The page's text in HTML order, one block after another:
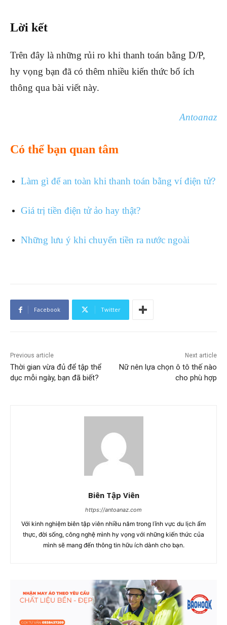
Lời kết
Trên đây là những rủi ro khi thanh toán bằng D/P,
hy vọng bạn đã có thêm nhiều kiến thức bổ ích
thông qua bài viết này.
Antoanaz
Có thể bạn quan tâm
Làm gì để an toàn khi thanh toán bằng ví điện tử?
Giá trị tiền điện tử ảo hay thật?
Những lưu ý khi chuyển tiền ra nước ngoài
Facebook Twitter
Previous article
Thời gian vừa đủ để tập thể
dục mỗi ngày, bạn đã biết?
Next article
Nữ nên lựa chọn ô tô thế nào
cho phù hợp
Biên Tập Viên
https://antoanaz.com
Với kinh nghiệm biên tập viên nhiều năm trong lĩnh vực du lịch ẩm
thực, đời sống, công nghệ mình hy vọng với những kiến thức của
mình sẽ mang đến thông tin hữu ích dành cho bạn.